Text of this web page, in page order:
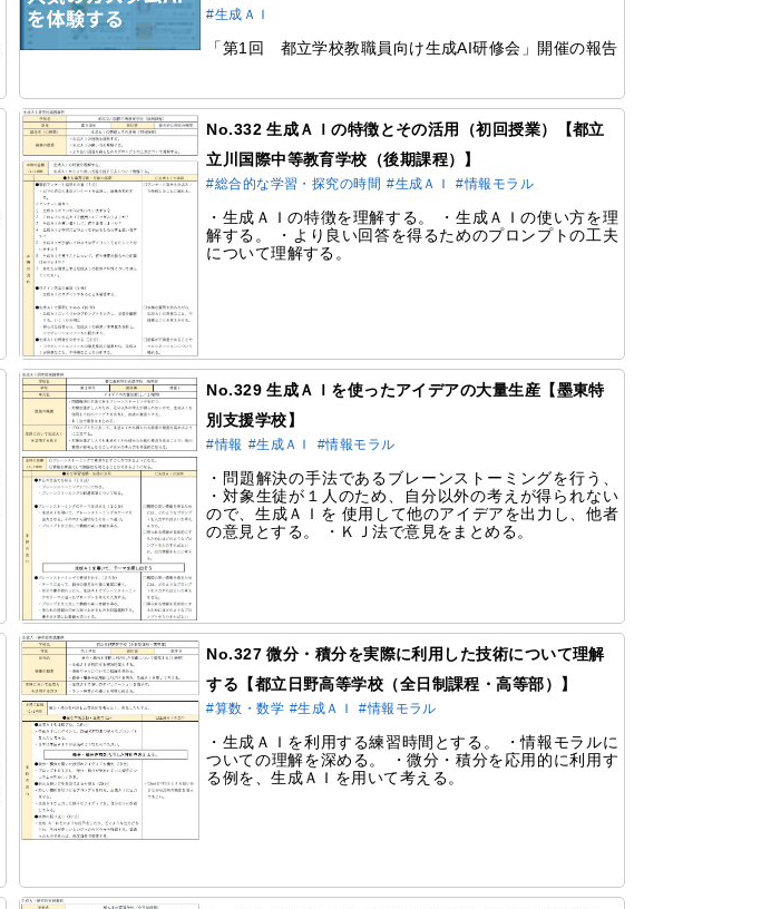
#生成ＡＩ
「第1回 都立学校教職員向け生成AI研修会」開催の報告
No.332 生成ＡＩの特徴とその活用（初回授業）【都立
立川国際中等教育学校（後期課程）】
#総合的な学習・探究の時間 #生成ＡＩ #情報モラル
・生成ＡＩの特徴を理解する。 ・生成ＡＩの使い方を理
解する。 ・より良い回答を得るためのプロンプトの工夫
について理解する。
No.329 生成ＡＩを使ったアイデアの大量生産【墨東特
別支援学校】
#情報 #生成ＡＩ #情報モラル
・問題解決の手法であるブレーンストーミングを行う、
・対象生徒が１人のため、自分以外の考えが得られない
ので、生成ＡＩを 使用して他のアイデアを出力し、他者
の意見とする。 ・ＫＪ法で意見をまとめる。
No.327 微分・積分を実際に利用した技術について理解
する【都立日野高等学校（全日制課程・高等部）】
#算数・数学 #生成ＡＩ #情報モラル
・生成ＡＩを利用する練習時間とする。 ・情報モラルに
ついての理解を深める。 ・微分・積分を応用的に利用す
る例を、生成ＡＩを用いて考える。